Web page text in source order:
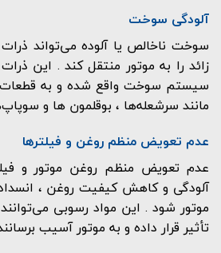
آلودگی سوخت
سوخت ناخالص یا آلوده می‌تواند
زائد را به موتور منتقل کند . این
سیستم سوخت واقع شده و به قطعات
مانند سرشعله‌ها ، بوقلمون ها و
عدم تعویض منظم روغن و فیلترها
عدم تعویض منظم روغن موتور و
آلودگی و کاهش کیفیت روغن ،
موتور شود . این مواد رسوبی
تأثیر قرار داده و به موتور آسیب